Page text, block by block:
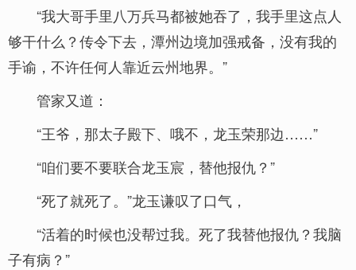
“我大哥手里八万兵马都被她吞了，我手里这点人
够干什么？传令下去，潭州边境加强戒备，没有我的
手谕，不许任何人靠近云州地界。”
管家又道：
“王爷，那太子殿下、哦不，龙玉荣那边……”
“咱们要不要联合龙玉宸，替他报仇？”
“死了就死了。”龙玉谦叹了口气，
“活着的时候也没帮过我。死了我替他报仇？我脑
子有病？”